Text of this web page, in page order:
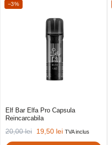
−3%
Elf Bar Elfa Pro Capsula
Reincarcabila
20,00lei 19,50 lei TVA inclus